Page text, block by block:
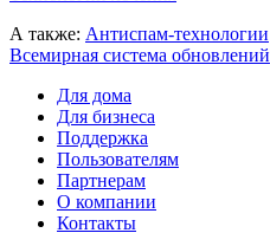
А также: Антиспам-технологии
Всемирная система обновлений
Для дома
Для бизнеса
Поддержка
Пользователям
Партнерам
О компании
Контакты